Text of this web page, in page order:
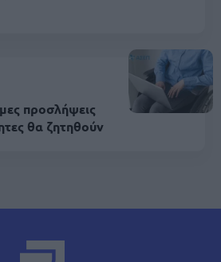
προσλήψεις
θα ζητηθούν